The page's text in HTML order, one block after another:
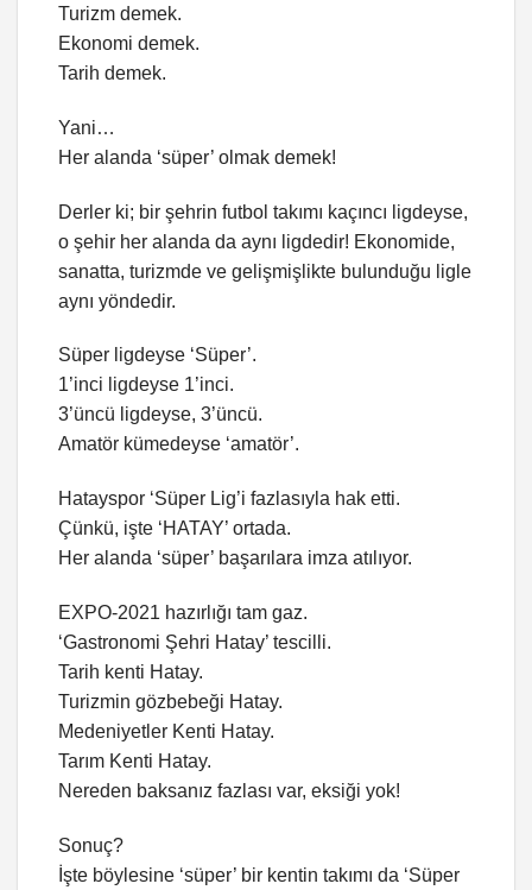
Turizm demek.
Ekonomi demek.
Tarih demek.
Yani…
Her alanda ‘süper’ olmak demek!
Derler ki; bir şehrin futbol takımı kaçıncı ligdeyse,
o şehir her alanda da aynı ligdedir! Ekonomide,
sanatta, turizmde ve gelişmişlikte bulunduğu ligle
aynı yöndedir.
Süper ligdeyse ‘Süper’.
1’inci ligdeyse 1’inci.
3’üncü ligdeyse, 3’üncü.
Amatör kümedeyse ‘amatör’.
Hatayspor ‘Süper Lig’i fazlasıyla hak etti.
Çünkü, işte ‘HATAY’ ortada.
Her alanda ‘süper’ başarılara imza atılıyor.
EXPO-2021 hazırlığı tam gaz.
‘Gastronomi Şehri Hatay’ tescilli.
Tarih kenti Hatay.
Turizmin gözbebeği Hatay.
Medeniyetler Kenti Hatay.
Tarım Kenti Hatay.
Nereden baksanız fazlası var, eksiği yok!
Sonuç?
İşte böylesine ‘süper’ bir kentin takımı da ‘Süper